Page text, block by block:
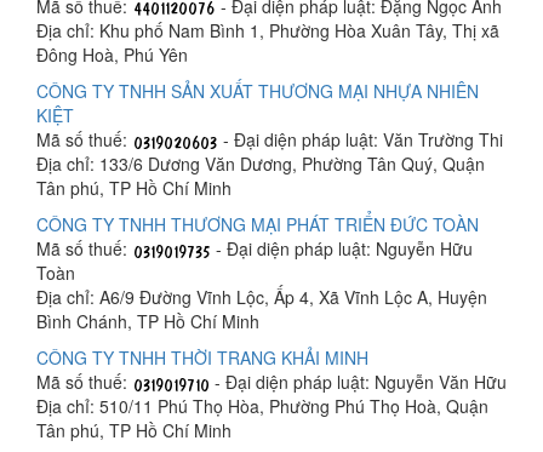
Mã số thuế:
- Đại diện pháp luật: Đặng Ngọc Anh
Địa chỉ: Khu phố Nam Bình 1, Phường Hòa Xuân Tây, Thị xã
Đông Hoà, Phú Yên
CÔNG TY TNHH SẢN XUẤT THƯƠNG MẠI NHỰA NHIÊN
KIỆT
Mã số thuế:
- Đại diện pháp luật: Văn Trường Thi
Địa chỉ: 133/6 Dương Văn Dương, Phường Tân Quý, Quận
Tân phú, TP Hồ Chí Minh
CÔNG TY TNHH THƯƠNG MẠI PHÁT TRIỂN ĐỨC TOÀN
Mã số thuế:
- Đại diện pháp luật: Nguyễn Hữu
Toàn
Địa chỉ: A6/9 Đường Vĩnh Lộc, Ấp 4, Xã Vĩnh Lộc A, Huyện
Bình Chánh, TP Hồ Chí Minh
CÔNG TY TNHH THỜI TRANG KHẢI MINH
Mã số thuế:
- Đại diện pháp luật: Nguyễn Văn Hữu
Địa chỉ: 510/11 Phú Thọ Hòa, Phường Phú Thọ Hoà, Quận
Tân phú, TP Hồ Chí Minh